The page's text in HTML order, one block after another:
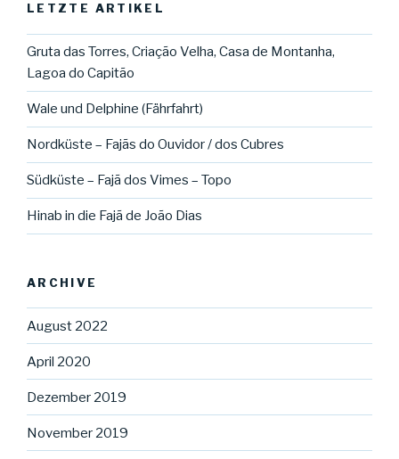
LETZTE ARTIKEL
Gruta das Torres, Criação Velha, Casa de Montanha,
Lagoa do Capitão
Wale und Delphine (Fährfahrt)
Nordküste – Fajãs do Ouvidor / dos Cubres
Südküste – Fajã dos Vimes – Topo
Hinab in die Fajã de João Dias
ARCHIVE
August 2022
April 2020
Dezember 2019
November 2019